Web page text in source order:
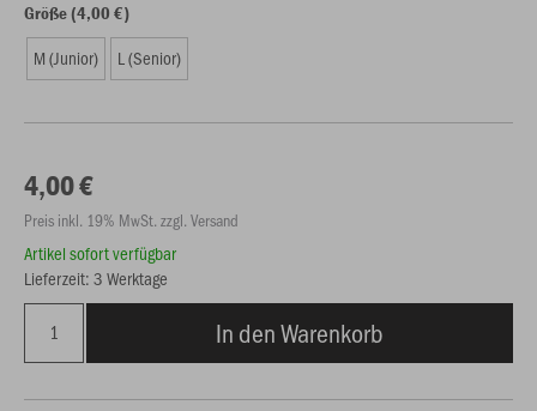
Größe (4,00 €)
M (Junior) L (Senior)
4,00 €
Preis inkl. 19% MwSt. zzgl. Versand
Artikel sofort verfügbar
Lieferzeit: 3 Werktage
In den Warenkorb